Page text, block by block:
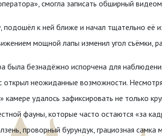
смогла записать обширный
к ней ближе и начал тщательно её
мощной лапы изменил угол съёмки,
была безнадёжно испорчена для
открыл неожиданные возможности.
камере удалось зафиксировать не только
фауны, которые часто остаются «за
проворный бурундук, грациозная